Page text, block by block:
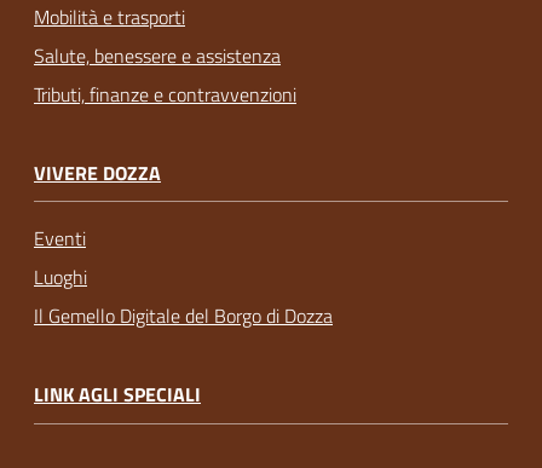
Mobilità e trasporti
Salute, benessere e assistenza
Tributi, finanze e contravvenzioni
VIVERE DOZZA
Eventi
Luoghi
Il Gemello Digitale del Borgo di Dozza
LINK AGLI SPECIALI